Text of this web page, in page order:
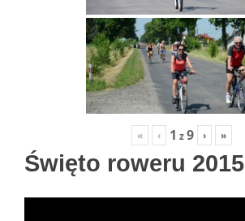
« ‹ 1 z9 › »
Święto roweru 2015